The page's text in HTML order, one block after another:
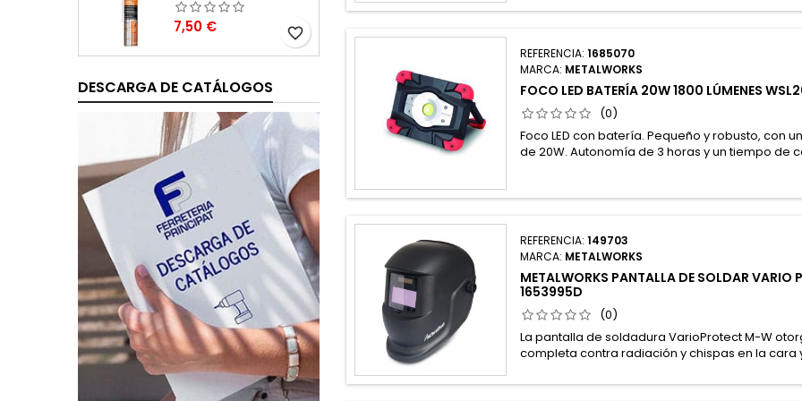
Precio
7,50 € favorite_border
DESCARGA DE CATÁLOGOS
REFERENCIA:1685070
MARCA: METALWORKS
FOCO LED BATERÍA 20W 1800 LÚMENES
(0)
Foco LED con batería. Pequeño y robusto, con
de 20W. Autonomía de 3 horas y un tiempo de
REFERENCIA:149703
MARCA: METALWORKS
METALWORKS PANTALLA DE SOLDAR VARIO
1653995D
(0)
La pantalla de soldadura VarioProtect M-W
completa contra radiación y chispas en la cara